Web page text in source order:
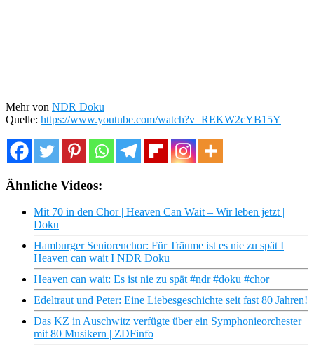
Mehr von NDR Doku
Quelle: https://www.youtube.com/watch?v=REKW2cYB15Y
Ähnliche Videos:
Mit 70 in den Chor | Heaven Can Wait – Wir leben jetzt |
Doku
Hamburger Seniorenchor: Für Träume ist es nie zu spät I
Heaven can wait I NDR Doku
Heaven can wait: Es ist nie zu spät #ndr #doku #chor
Edeltraut und Peter: Eine Liebesgeschichte seit fast 80 Jahren!
Das KZ in Auschwitz verfügte über ein Symphonieorchester
mit 80 Musikern | ZDFinfo